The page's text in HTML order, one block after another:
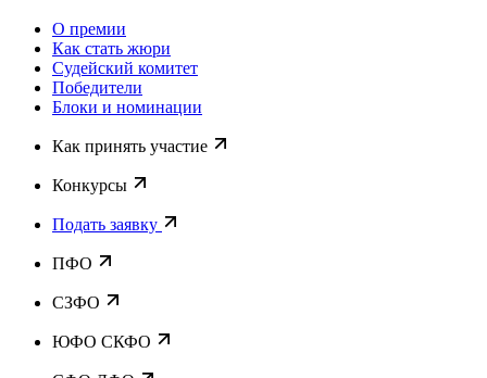
О премии
Как стать жюри
Судейский комитет
Победители
Блоки и номинации
Как принять участие
Конкурсы
Подать заявку
ПФО
СЗФО
ЮФО СКФО